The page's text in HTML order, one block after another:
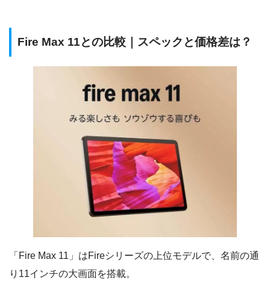
Fire Max 11との比較｜スペックと価格差は？
「Fire Max 11」はFireシリーズの上位モデルで、名前の通
り11インチの大画面を搭載。